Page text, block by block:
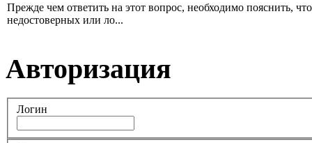
Прежде чем ответить на этот вопрос, необходимо пояснить,
недостоверных или ло...
Авторизация
Логин